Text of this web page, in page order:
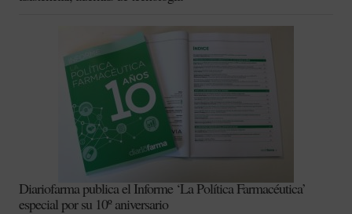
Diariofarma publica el Informe ‘La Política Farmacéutica’
especial por su 10º aniversario